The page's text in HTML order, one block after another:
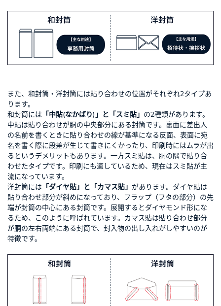
また、和封筒・洋封筒には貼り合わせの位置がそれぞれ2タイプあ
ります。
和封筒には 「中貼(なかばり)」と「スミ貼」 の2種類があります。
中貼は貼り合わせが胴の中央部分にある封筒です。裏面に差出人
の名前を書くときに貼り合わせの線が基準になる反面、表面に宛
名を書く際に段差が生じて書きにくかったり、印刷時にはムラが出
るというデメリットもあります。一方スミ貼は、胴の隅で貼り合
わせたタイプです。印刷にも適しているため、現在はスミ貼が主
流になっています。
洋封筒には 「ダイヤ貼」と「カマス貼」 があります。ダイヤ貼は
貼り合わせ部分が斜めになっており、フラップ（フタの部分）の先
端が封筒の中心にある封筒です。展開するとダイヤモンド形にな
るため、このように呼ばれています。カマス貼は貼り合わせ部分
が胴の左右両端にある封筒で、封入物の出し入れがしやすいのが
特徴です。